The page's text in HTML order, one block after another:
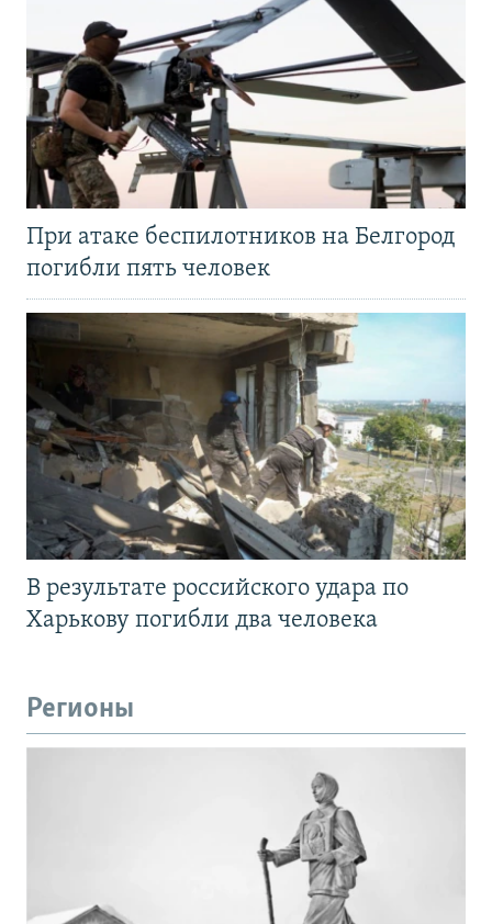
При атаке беспилотников на Белгород
погибли пять человек
В результате российского удара по
Харькову погибли два человека
Регионы